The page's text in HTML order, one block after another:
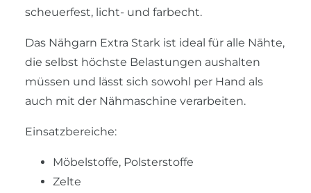
scheuerfest, licht- und farbecht.
Das Nähgarn Extra Stark ist ideal für alle Nähte,
die selbst höchste Belastungen aushalten
müssen und lässt sich sowohl per Hand als
auch mit der Nähmaschine verarbeiten.
Einsatzbereiche:
Möbelstoffe, Polsterstoffe
Zelte